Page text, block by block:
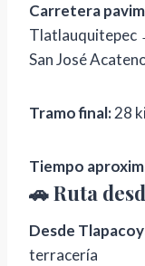
Carretera
Tlatlauquitepec
San José
Tramo final:28
Tiempo
🚗 Ruta
Desde
terracería